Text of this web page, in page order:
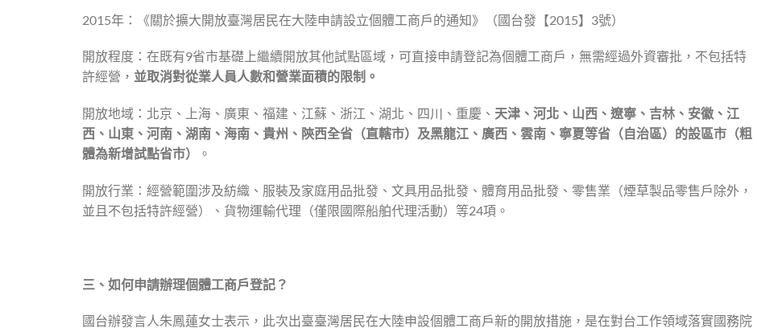
2015年：《關於擴大開放臺灣居民在大陸申請設立個體工商戶的通知》（國台發【2015】3號）
開放程度：在既有9省市基礎上繼續開放其他試點區域，可直接申請登記為個體工商戶，無需經過外資審批，不包括特
許經營， 並取消對從業人員人數和營業面積的限制。
開放地域：北京、上海、廣東、福建、江蘇、浙江、湖北、四川、重慶、 天津、河北、山西、遼寧、吉林、安徽、江
西、山東、河南、湖南、海南、貴州、陝西全省（直轄市）及黑龍江、廣西、雲南、寧夏等省（自治區）的設區市（粗
體為新增試點省市）
。
開放行業：經營範圍涉及紡織、服裝及家庭用品批發、文具用品批發、體育用品批發、零售業（煙草製品零售戶除外，
並且不包括特許經營）、貨物運輸代理（僅限國際船舶代理活動）等24項。
三、如何申請辦理個體工商戶登記？
國台辦發言人朱鳳蓮女士表示，此次出臺臺灣居民在大陸申設個體工商戶新的開放措施，是在對台工作領域落實國務院